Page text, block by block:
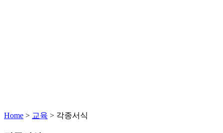
Home > 교육 > 각종서식